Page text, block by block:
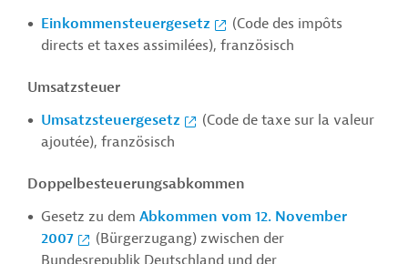
Einkommensteuergesetz
(Code des impôts
directs et taxes assimilées), französisch
Umsatzsteuer
Umsatzsteuergesetz
(Code de taxe sur la valeur
ajoutée), französisch
Doppelbesteuerungsabkommen
Gesetz zu dem Abkommen vom 12. November
2007
(Bürgerzugang) zwischen der
Bundesrepublik Deutschland und der